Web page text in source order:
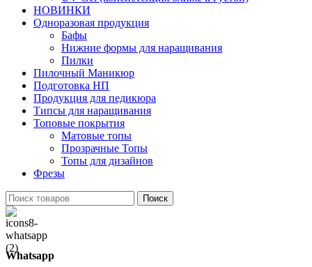
НОВИНКИ
Одноразовая продукция
Бафы
Нижние формы для наращивания
Пилки
Пилочный Маникюр
Подготовка НП
Продукция для педикюра
Типсы для наращивания
Топовые покрытия
Матовые топы
Прозрачные Топы
Топы для дизайнов
Фрезы
Поиск
Whatsapp